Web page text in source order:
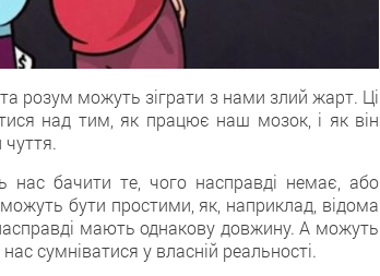
розум можуть зіграти з нами злий жарт. Ці
над тим, як працює наш мозок, і як він
бачити те, чого насправді немає, або
бути простими, як, наприклад, відома
мають однакову довжину. А можуть
сумніватися у власній реальності.